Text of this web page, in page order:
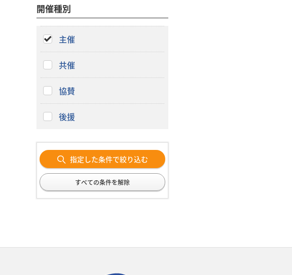
開催種別
主催
共催
協賛
後援
指定した条件で絞り込む
すべての条件を解除